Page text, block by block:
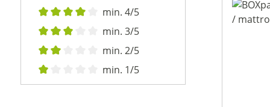
Filter hinzufügen: Minimum Bewertung von 5 von
Filter hinzufügen: Minimum Bewertung von 4 von
min. 4/5
Filter hinzufügen: Minimum Bewertung von 3 von 5
min. 3/5
Filter hinzufügen: Minimum Bewertung von 2 von 5
min. 2/5
Filter hinzufügen: Minimum Bewertung von 1 von 5
min. 1/5